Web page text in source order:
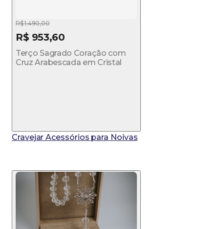
R$ 1.490,00
R$ 953,60
Terço Sagrado Coração com
Cruz Arabescada em Cristal
Cravejar Acessórios para Noivas